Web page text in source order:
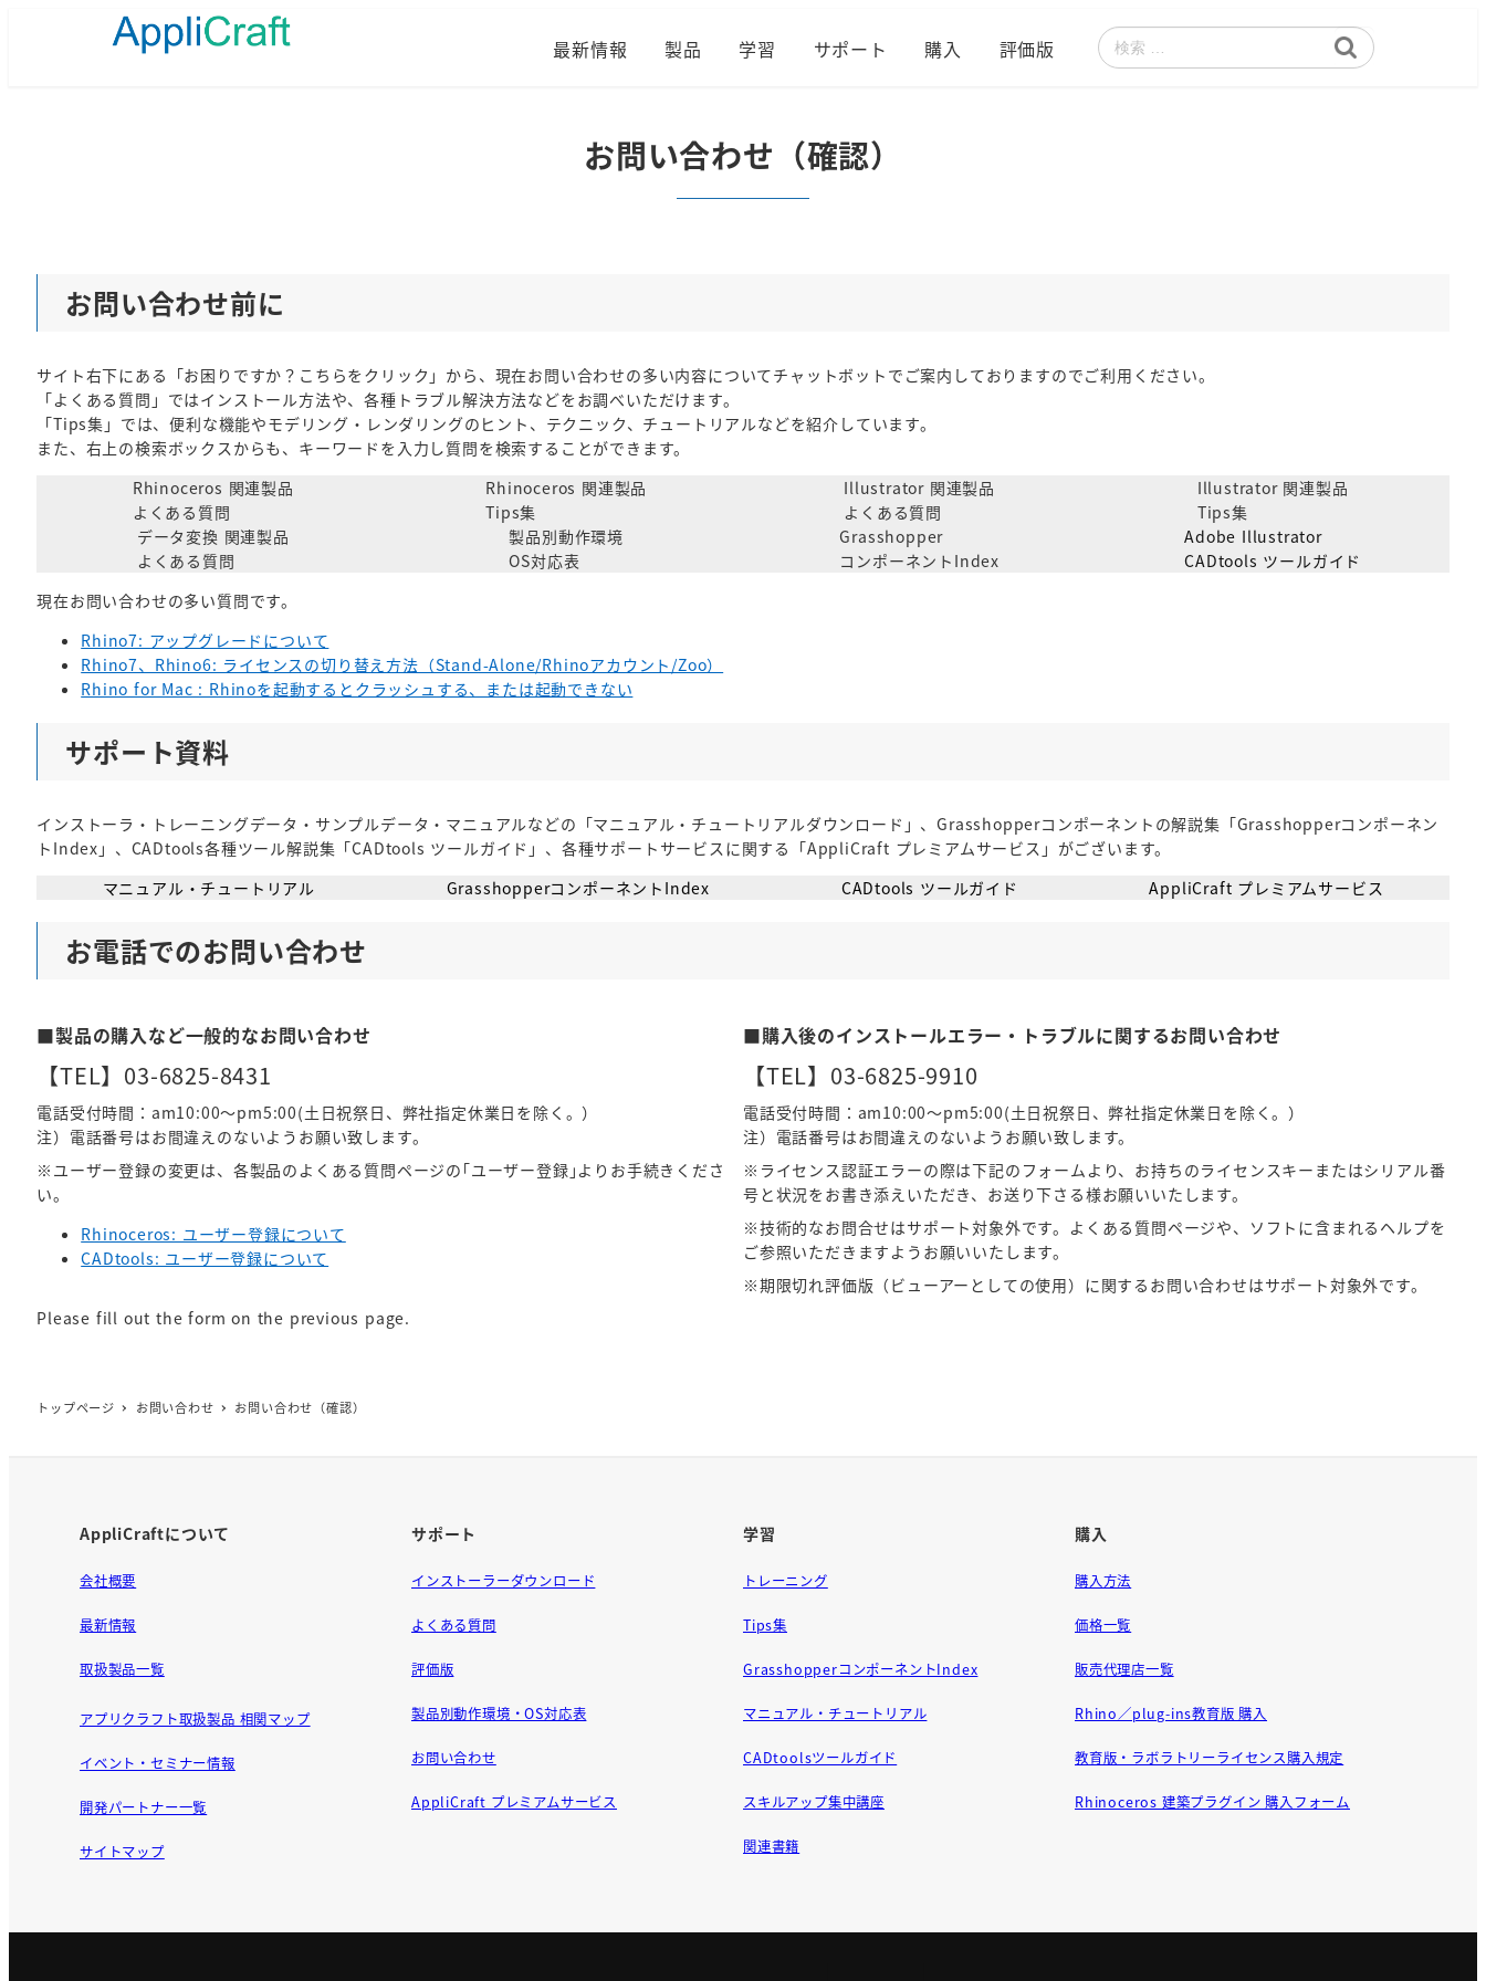
最新情報 製品 学習 サポート 購入 評価版
検
お問い合わせ（確認）
お問い合わせ前に
サイト右下にある「お困りですか？こちらをクリック」から、現在お問い合わせの多い内容についてチャットボットでご案内しておりますのでご利用ください。
「よくある質問」ではインストール方法や、各種トラブル解決方法などをお調べいただけます。
「Tips集」では、便利な機能やモデリング・レンダリングのヒント、テクニック、チュートリアルなどを紹介しています。
また、右上の検索ボックスからも、キーワードを入力し質問を検索することができます。
Rhinoceros 関連製品
よくある質問
Rhinoceros 関連製品
Tips集
Illustrator 関連製品
よくある質問
Illustrator 関連製品
Tips集
データ変換 関連製品
よくある質問
製品別動作環境
OS対応表
Grasshopper
コンポーネントIndex
Adobe Illustrator
CADtools ツールガイド
現在お問い合わせの多い質問です。
Rhino7: アップグレードについて
Rhino7、Rhino6: ライセンスの切り替え方法（Stand-Alone/Rhinoアカウント/Zoo）
Rhino for Mac : Rhinoを起動するとクラッシュする、または起動できない
サポート資料
インストーラ・トレーニングデータ・サンプルデータ・マニュアルなどの「マニュアル・チュートリアルダウンロード」、Grasshopperコンポーネントの解説集「Grasshopperコンポーネン
トIndex」、CADtools各種ツール解説集「CADtools ツールガイド」、各種サポートサービスに関する「AppliCraft プレミアムサービス」がございます。
マニュアル・チュートリアル
GrasshopperコンポーネントIndex CADtools ツールガイド AppliCraft プレミアムサービス
お電話でのお問い合わせ
■製品の購入など一般的なお問い合わせ
【TEL】03-6825-8431
電話受付時間：am10:00～pm5:00(土日祝祭日、弊社指定休業日を除く。）
注）電話番号はお間違えのないようお願い致します。
※ユーザー登録の変更は、各製品のよくある質問ページの｢ユーザー登録｣よりお手続きくださ
い。
Rhinoceros: ユーザー登録について
CADtools: ユーザー登録について
■購入後のインストールエラー・トラブルに関するお問い合わせ
【TEL】03-6825-9910
電話受付時間：am10:00～pm5:00(土日祝祭日、弊社指定休業日を除く。）
注）電話番号はお間違えのないようお願い致します。
※ライセンス認証エラーの際は下記のフォームより、お持ちのライセンスキーまたはシリアル番
号と状況をお書き添えいただき、お送り下さる様お願いいたします。
※技術的なお問合せはサポート対象外です。よくある質問ページや、ソフトに含まれるヘルプを
ご参照いただきますようお願いいたします。
※期限切れ評価版（ビューアーとしての使用）に関するお問い合わせはサポート対象外です。
Please fill out the form on the previous page.
トップページ お問い合わせ お問い合わせ（確認）
AppliCraftについて
会社概要
最新情報
取扱製品一覧
アプリクラフト取扱製品 相関マップ
イベント・セミナー情報
開発パートナー一覧
サイトマップ
サポート
インストーラーダウンロード
よくある質問
評価版
製品別動作環境・OS対応表
お問い合わせ
AppliCraft プレミアムサービス
学習
トレーニング
Tips集
GrasshopperコンポーネントIndex
マニュアル・チュートリアル
CADtoolsツールガイド
スキルアップ集中講座
関連書籍
購入
購入方法
価格一覧
販売代理店一覧
Rhino／plug-ins教育版 購入
教育版・ラボラトリーライセンス購入規定
Rhinoceros 建築プラグイン 購入フォーム